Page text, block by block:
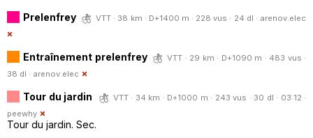
Prelenfrey VTT · 38 km · D+1400 m · 228 vus · 24 dl · arenov.elec
Entraînement prelenfrey
VTT · 29 km · D+1090 m · 483 vus ·
38 dl · arenov.elec
Tour du jardin
VTT · 34 km · D+1000 m · 243 vus · 30 dl · 03:12 ·
peewhy
Tour du jardin. Sec.